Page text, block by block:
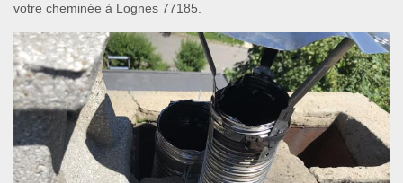
votre cheminée à Lognes 77185.